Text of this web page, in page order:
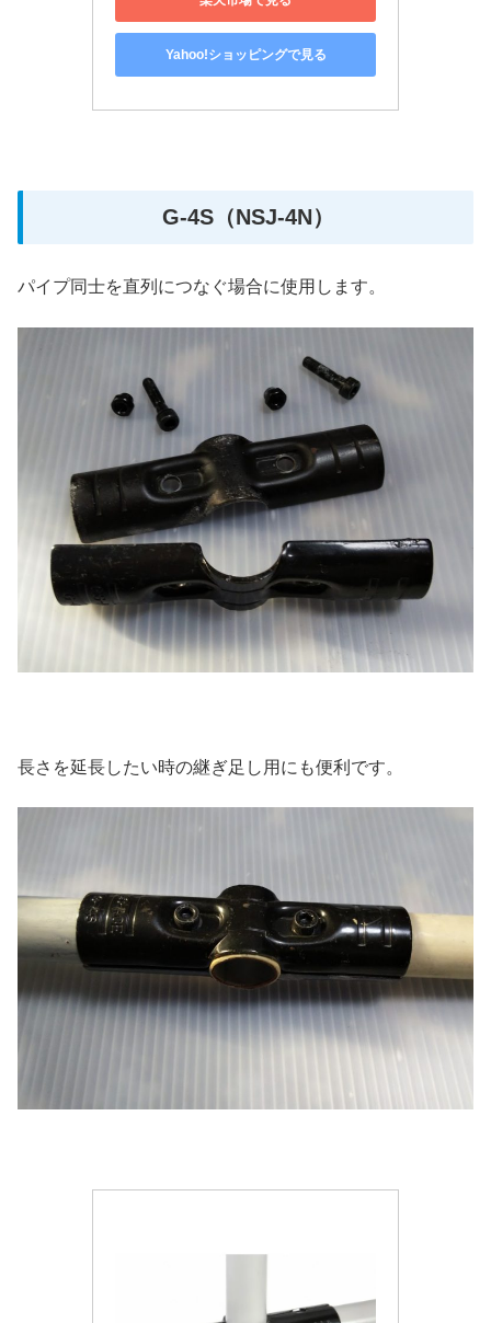
Yahoo!ショッピングで見る
G-4S（NSJ-4N）
パイプ同士を直列につなぐ場合に使用します。
長さを延長したい時の継ぎ足し用にも便利です。